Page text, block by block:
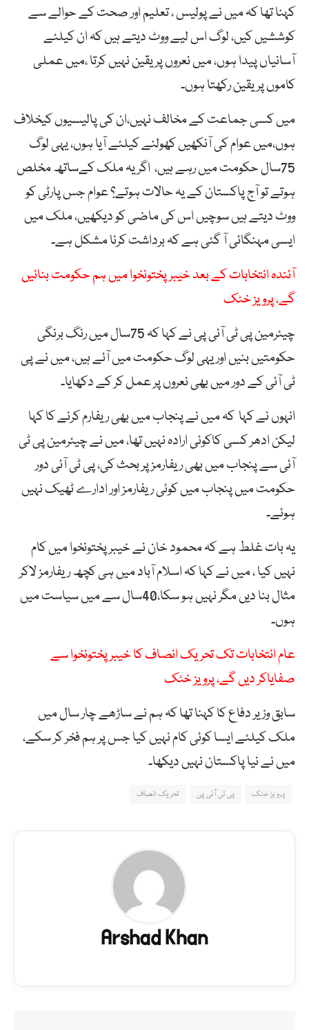
کہنا تھا کہ میں نے پولیس ، تعلیم اور صحت کے حوالے سے
کوششیں کیں، لوگ اس لیے ووٹ دیتے ہیں کہ ان کیلئے
آسانیاں پیدا ہوں، میں نعروں پر یقین نہیں کرتا ،میں عملی
کاموں پر یقین رکھتا ہوں۔
میں کسی جماعت کے مخالف نہیں،ان کی پالیسیوں کیخلاف
ہوں،میں عوام کی آنکھیں کھولنے کیلئے آیا ہوں، یہی لوگ
75سال حکومت میں رہے ہیں، اگر یہ ملک کےساتھ مخلص
ہوتے تو آج پاکستان کے یہ حالات ہوتے؟ عوام جس پارٹی کو
ووٹ دیتے ہیں سوچیں اس کی ماضی کو دیکھیں، ملک میں
ایسی مہنگائی آ گئی ہے کہ برداشت کرنا مشکل ہے۔
آئندہ انتخابات کے بعد خیبر پختونخوا میں ہم حکومت بنائیں
گے، پرویز خٹک
چیئرمین پی ٹی آئی پی نے کہا کہ 75سال میں رنگ برنگی
حکومتیں بنیں اور یہی لوگ حکومت میں آئے ہیں، میں نے پی
ٹی آئی کے دور میں بھی نعروں پر عمل کر کے دکھایا۔
انہوں نے کہا کہ میں نے پنجاب میں بھی ریفارم کرنے کا کہا
لیکن ادھر کسی کاکوئی ارادہ نہیں تھا، میں نے چیئرمین پی ٹی
آئی سے پنجاب میں بھی ریفارمز پر بحث کی، پی ٹی آئی دور
حکومت میں پنجاب میں کوئی ریفارمز اور ادارے ٹھیک نہیں
ہوئے۔
یہ بات غلط ہے کہ محمود خان نے خیبرپختونخوا میں کام
نہیں کیا ، میں نے کہا کہ اسلام آباد میں ہی کچھ ریفارمز لاکر
مثال بنا دیں مگر نہیں ہو سکا،40سال سے میں سیاست میں
ہوں۔
عام انتخابات تک تحریک انصاف کا خیبر پختونخوا سے
صفایاکر دیں گے، پرویز خٹک
سابق وزیر دفاع کا کہنا تھا کہ ہم نے ساڑھے چار سال میں
ملک کیلئے ایسا کوئی کام نہیں کیا جس پر ہم فخر کر سکے،
میں نے نیا پاکستان نہیں دیکھا۔
پرویز خٹک پی ٹی آئی پی تحریک انصاف
Arshad Khan